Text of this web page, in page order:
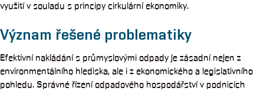
využití v souladu s principy cirkulární ekonomiky.
Význam řešené problematiky
Efektivní nakládání s průmyslovými odpady je zásadní nejen z
environmentálního hlediska, ale i z ekonomického a legislativního
pohledu. Správné řízení odpadového hospodářství v podnicích